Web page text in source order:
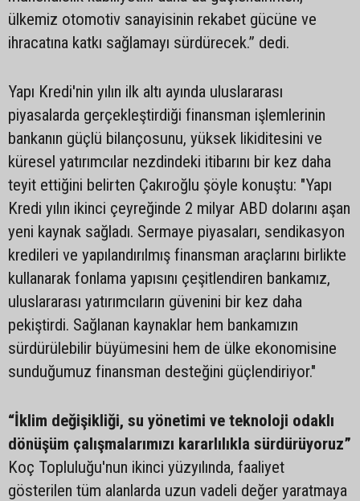
ülkemiz otomotiv sanayisinin rekabet gücüne ve
ihracatına katkı sağlamayı sürdürecek.” dedi.
Yapı Kredi'nin yılın ilk altı ayında uluslararası
piyasalarda gerçekleştirdiği finansman işlemlerinin
bankanın güçlü bilançosunu, yüksek likiditesini ve
küresel yatırımcılar nezdindeki itibarını bir kez daha
teyit ettiğini belirten Çakıroğlu şöyle konuştu: "Yapı
Kredi yılın ikinci çeyreğinde 2 milyar ABD dolarını aşan
yeni kaynak sağladı. Sermaye piyasaları, sendikasyon
kredileri ve yapılandırılmış finansman araçlarını birlikte
kullanarak fonlama yapısını çeşitlendiren bankamız,
uluslararası yatırımcıların güvenini bir kez daha
pekiştirdi. Sağlanan kaynaklar hem bankamızın
sürdürülebilir büyümesini hem de ülke ekonomisine
sunduğumuz finansman desteğini güçlendiriyor."
“İklim değişikliği, su yönetimi ve teknoloji odaklı
dönüşüm çalışmalarımızı kararlılıkla sürdürüyoruz”
Koç Topluluğu'nun ikinci yüzyılında, faaliyet
gösterilen tüm alanlarda uzun vadeli değer yaratmaya